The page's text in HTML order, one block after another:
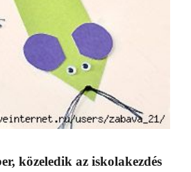
közeledik az iskolakezdés